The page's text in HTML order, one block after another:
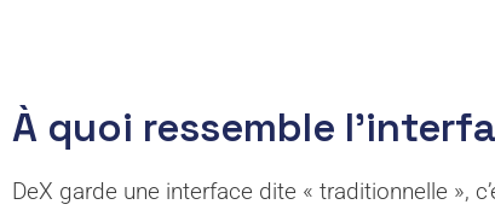
À quoi ressemble
DeX garde une interface dite « traditionnelle »,